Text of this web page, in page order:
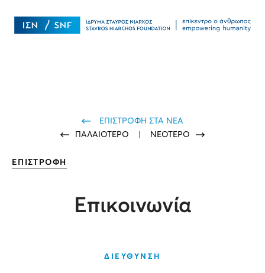
ΕΠΙΣΤΡΟΦΗ ΣΤΑ ΝΕΑ
ΠΑΛΑΙΟΤΕΡΟ
ΝΕΟΤΕΡΟ
ΕΠΙΣΤΡΟΦΗ
Επικοινωνία
ΔΙΕΥΘΥΝΣΗ